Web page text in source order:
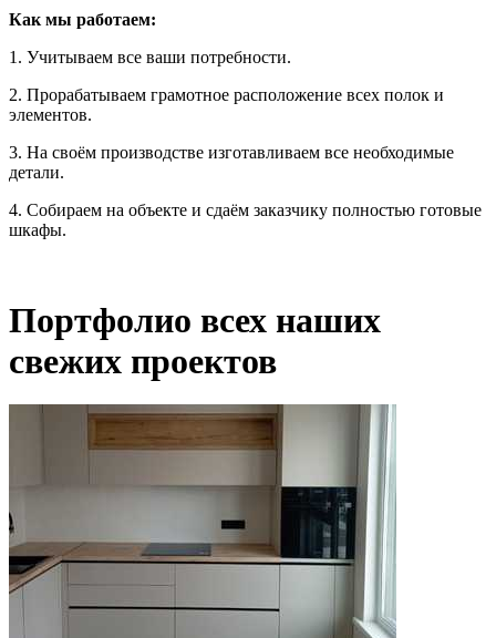
Как мы работаем:
1. Учитываем все ваши потребности.
2. Прорабатываем грамотное расположение всех полок и
элементов.
3. На своём производстве изготавливаем все необходимые
детали.
4. Собираем на объекте и сдаём заказчику полностью готовые
шкафы.
Портфолио всех наших
свежих проектов